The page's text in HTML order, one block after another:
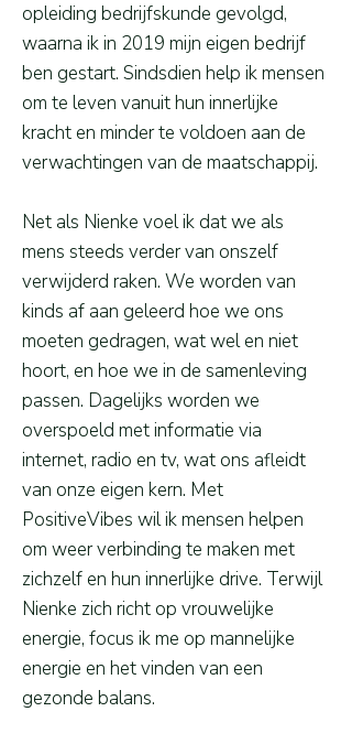
opleiding bedrijfskunde gevolgd,
waarna ik in 2019 mijn eigen bedrijf
ben gestart. Sindsdien help ik mensen
om te leven vanuit hun innerlijke
kracht en minder te voldoen aan de
verwachtingen van de maatschappij.
Net als Nienke voel ik dat we als
mens steeds verder van onszelf
verwijderd raken. We worden van
kinds af aan geleerd hoe we ons
moeten gedragen, wat wel en niet
hoort, en hoe we in de samenleving
passen. Dagelijks worden we
overspoeld met informatie via
internet, radio en tv, wat ons afleidt
van onze eigen kern. Met
PositiveVibes wil ik mensen helpen
om weer verbinding te maken met
zichzelf en hun innerlijke drive. Terwijl
Nienke zich richt op vrouwelijke
energie, focus ik me op mannelijke
energie en het vinden van een
gezonde balans.